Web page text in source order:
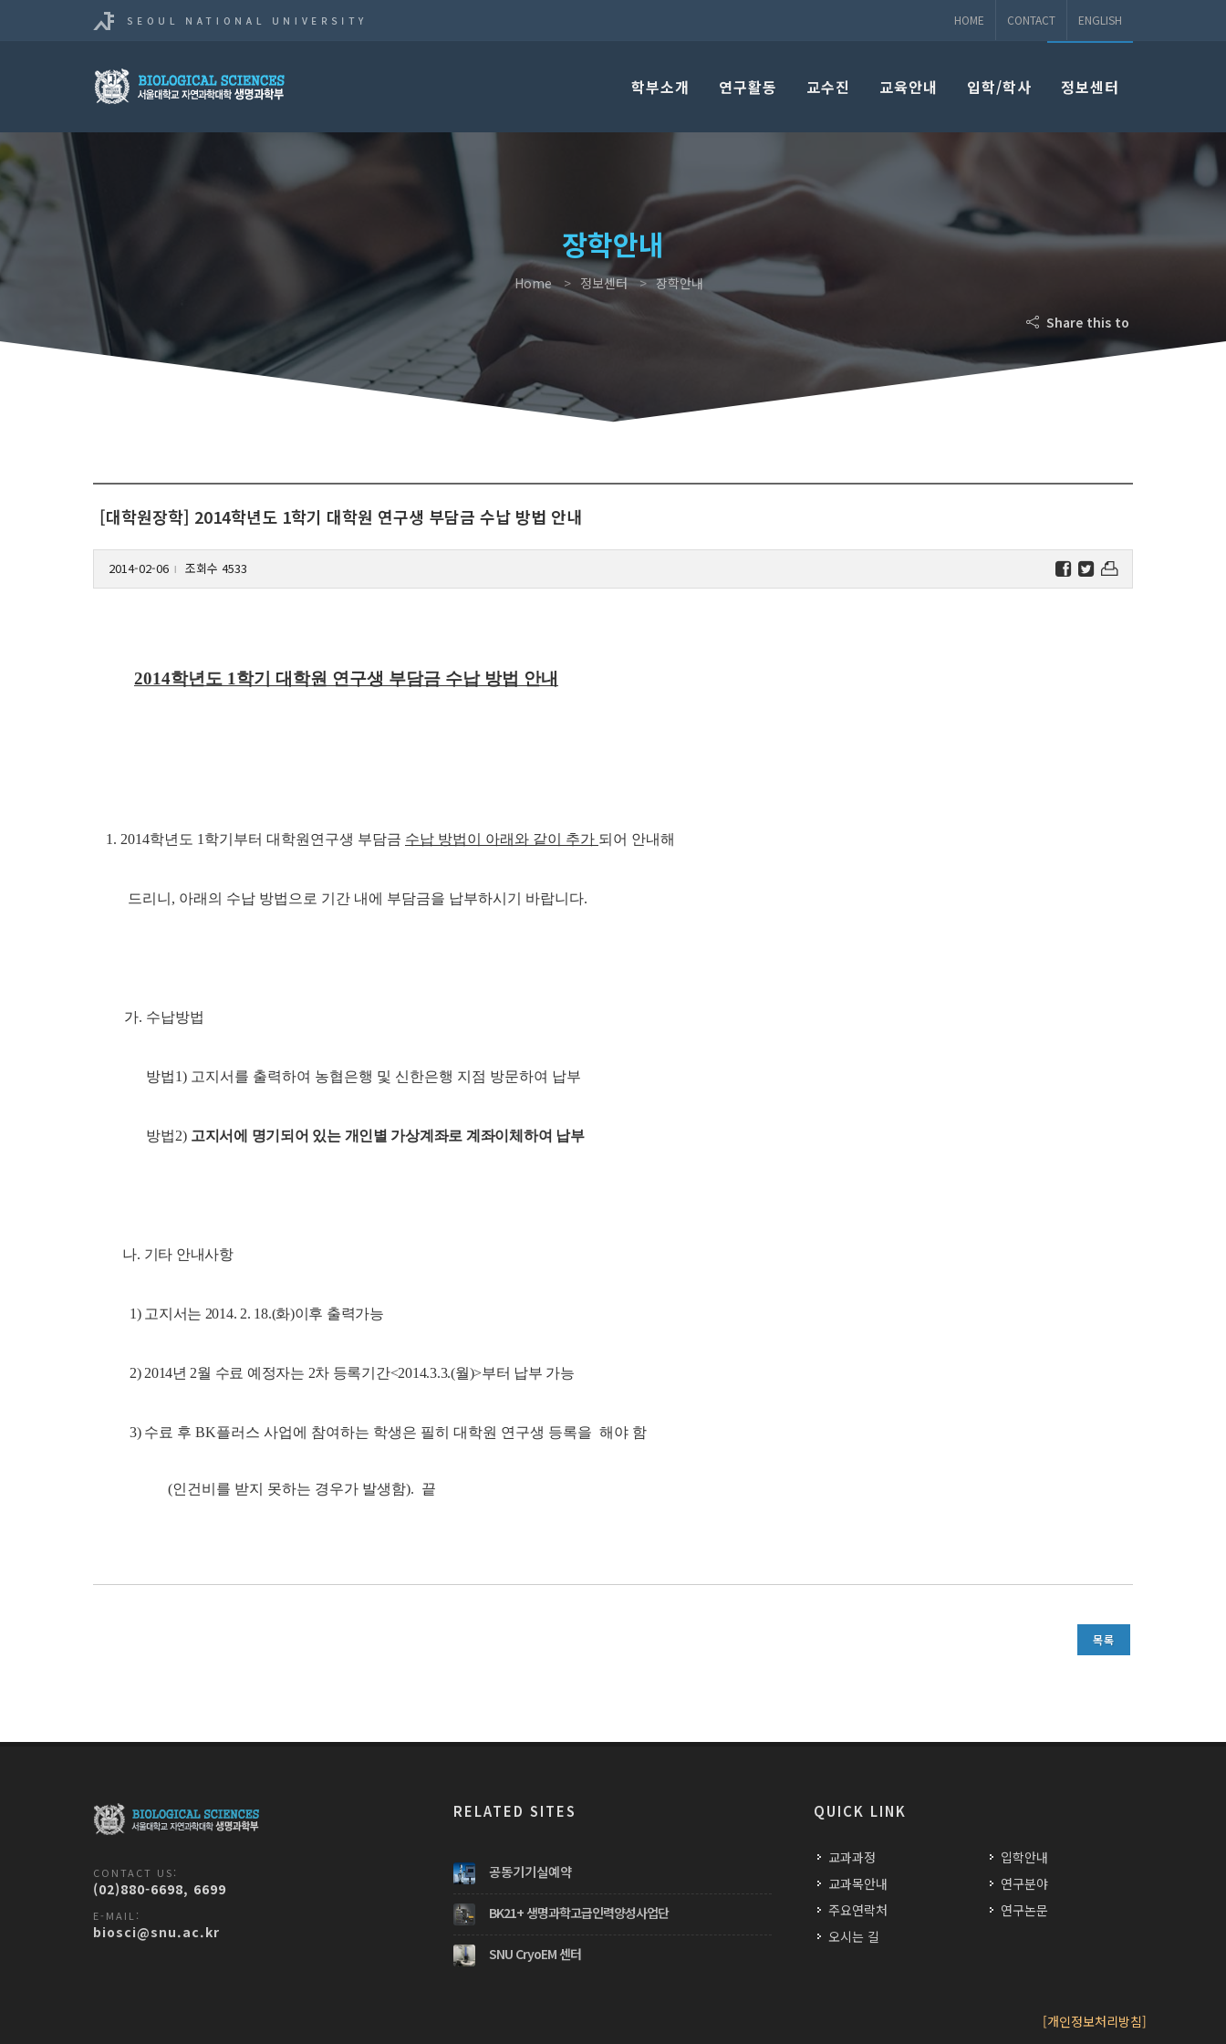
HOME CONTACT ENGLISH
학부소개 연구활동 교수진 교육안내 입학/학사 정보센터
장학안내
Home 정보센터 장학안내
Share this to
[대학원장학] 2014학년도 1학기 대학원 연구생 부담금 수납 방법 안내
2014-02-06 l 조회수 4533
2014학년도 1학기 대학원 연구생 부담금 수납 방법 안내
1. 2014학년도 1 학기부터 대학원연구생 부담금 수납 방법이 아래와 같이 추가 되어 안내해
드리니 , 아래의 수납 방법으로 기간 내에 부담금을 납부하시기 바랍니다.
가. 수납방법
방법1) 고지서를 출력하여 농협은행 및 신한은행 지점 방문하여 납부
방법2) 고지서에 명기되어 있는 개인별 가상계좌로 계좌이체하여 납부
나. 기타 안내사항
1) 고지서는 2014. 2. 18.(화)이후 출력가능
2) 2014년 2월 수료 예정자는 2차 등록기간<2014.3.3.(월)>부터 납부 가능
3) 수료 후BK플러스 사업에 참여하는 학생은 필히 대학원 연구생 등록을 해야 함
(인건비를 받지 못하는 경우가 발생함). 끝
목록
CONTACT US:
(02)880-6698, 6699
E-MAIL:
biosci@snu.ac.kr
RELATED SITES
공동기기실예약
BK21+ 생명과학고급인력양성사업단
SNU CryoEM 센터
QUICK LINK
교과과정
교과목안내
주요연락처
오시는 길
입학안내
연구분야
연구논문
[개인정보처리방침]